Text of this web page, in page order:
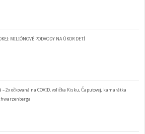
MILIÓNOVÉ PODVODY NA ÚKOR DETÍ
– 2x očkovaná na COVID, volička Kisku, Čaputovej, kamarátka